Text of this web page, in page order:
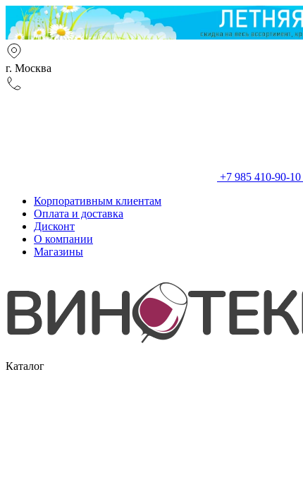
г. Москва
+7 985 410-90-10
Корпоративным клиентам
Оплата и доставка
Дисконт
О компании
Магазины
Каталог